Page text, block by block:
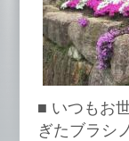
■ いつもお
ぎたブラシ